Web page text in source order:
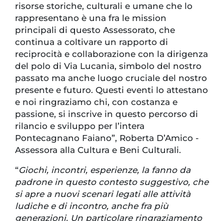
risorse storiche, culturali e umane che lo
rappresentano è una fra le mission
principali di questo Assessorato, che
continua a coltivare un rapporto di
reciprocità e collaborazione con la dirigenza
del polo di Via Lucania, simbolo del nostro
passato ma anche luogo cruciale del nostro
presente e futuro. Questi eventi lo attestano
e noi ringraziamo chi, con costanza e
passione, si inscrive in questo percorso di
rilancio e sviluppo per l’intera
Pontecagnano Faiano”, Roberta D’Amico -
Assessora alla Cultura e Beni Culturali.
“Giochi, incontri, esperienze, la fanno da
padrone in questo contesto suggestivo, che
si apre a nuovi scenari legati alle attività
ludiche e di incontro, anche fra più
generazioni. Un particolare ringraziamento